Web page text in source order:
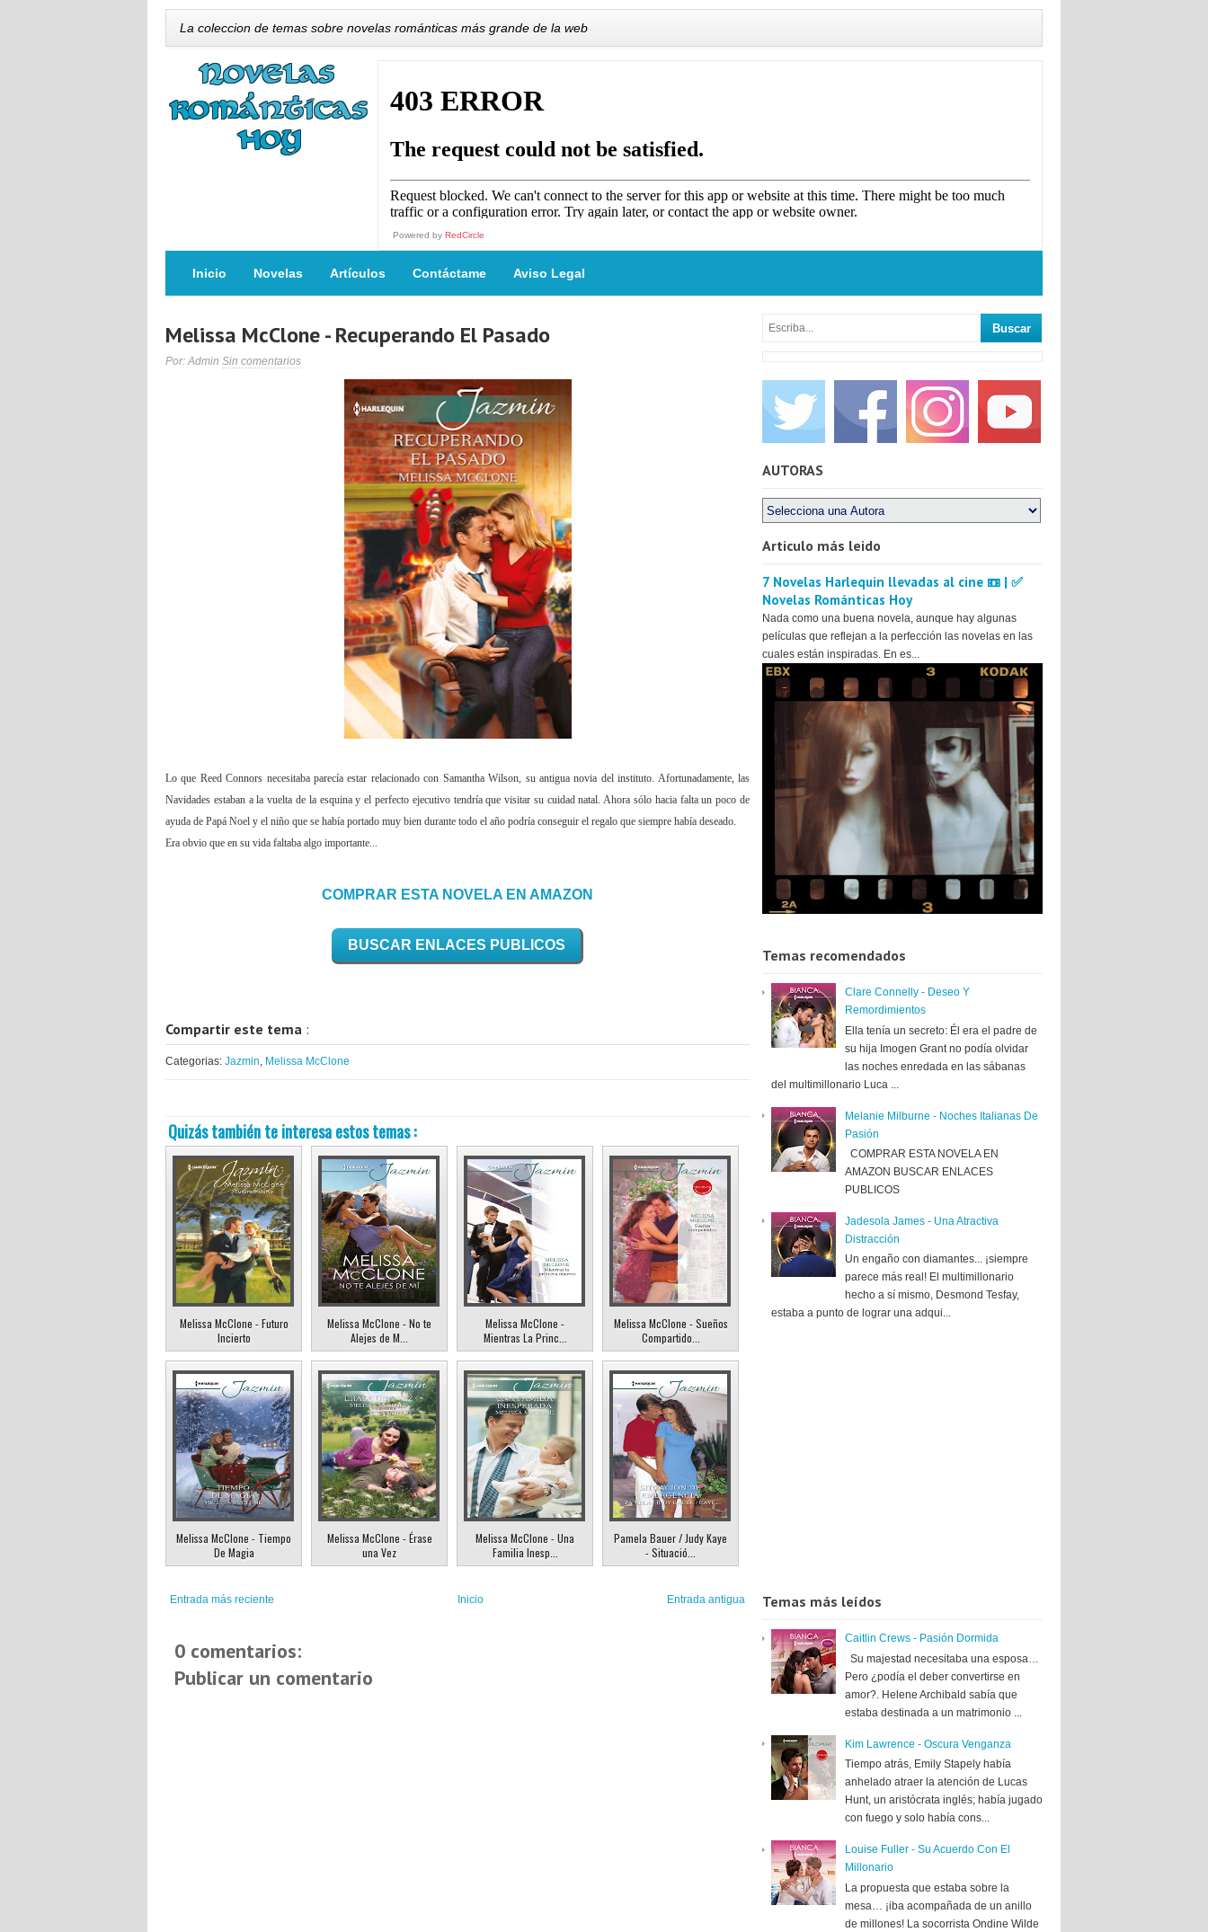
La coleccion de temas sobre novelas románticas más grande de la web
Powered by RedCircle
Inicio Novelas Artículos Contáctame Aviso Legal
Melissa McClone - Recuperando El Pasado
Por: Admin Sin comentarios
Lo que Reed Connors necesitaba parecía estar relacionado con Samantha Wilson, su antigua novia del instituto. Afortunadamente, las
Navidades estaban a la vuelta de la esquina y el perfecto ejecutivo tendría que visitar su cuidad natal. Ahora sólo hacia falta un poco de
ayuda de Papá Noel y el niño que se había portado muy bien durante todo el año podría conseguir el regalo que siempre había deseado.
Era obvio que en su vida faltaba algo importante...
COMPRAR ESTA NOVELA EN AMAZON
BUSCAR ENLACES PUBLICOS
Compartir este tema :
Categorias: Jazmin, Melissa McClone
Quizás también te interesa estos temas :
Melissa McClone - Futuro
Incierto
Melissa McClone - No te
Alejes de M...
Melissa McClone -
Mientras La Princ...
Melissa McClone - Sueños
Compartido...
Melissa McClone - Tiempo
De Magia
Melissa McClone - Érase
una Vez
Melissa McClone - Una
Familia Inesp...
Pamela Bauer / Judy Kaye
- Situació...
Entrada más reciente Entrada antigua
Inicio
0 comentarios:
Publicar un comentario
AUTORAS
Articulo más leido
7 Novelas Harlequin llevadas al cine 📼 | ✅
Novelas Románticas Hoy
Nada como una buena novela, aunque hay algunas
películas que reflejan a la perfección las novelas en las
cuales están inspiradas. En es...
Temas recomendados
Clare Connelly - Deseo Y
Remordimientos
Ella tenía un secreto: Él era el padre de
su hija Imogen Grant no podía olvidar
las noches enredada en las sábanas
del multimillonario Luca ...
Melanie Milburne - Noches Italianas De
Pasión
COMPRAR ESTA NOVELA EN
AMAZON BUSCAR ENLACES
PUBLICOS
Jadesola James - Una Atractiva
Distracción
Un engaño con diamantes... ¡siempre
parece más real! El multimillonario
hecho a sí mismo, Desmond Tesfay,
estaba a punto de lograr una adqui...
Temas más leídos
Caitlin Crews - Pasión Dormida
Su majestad necesitaba una esposa…
Pero ¿podía el deber convertirse en
amor?. Helene Archibald sabía que
estaba destinada a un matrimonio ...
Kim Lawrence - Oscura Venganza
Tiempo atrás, Emily Stapely había
anhelado atraer la atención de Lucas
Hunt, un aristócrata inglés; había jugado
con fuego y solo había cons...
Louise Fuller - Su Acuerdo Con El
Millonario
La propuesta que estaba sobre la
mesa… ¡iba acompañada de un anillo
de millones! La socorrista Ondine Wilde